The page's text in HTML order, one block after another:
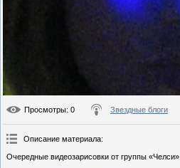
Просмотры: 0 Звездные блоги
Описание материала:
Очередные видеозарисовки от группы «Челси».